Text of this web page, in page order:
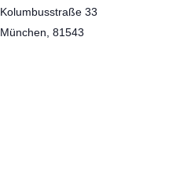
Kolumbusstraße 33
München 81543